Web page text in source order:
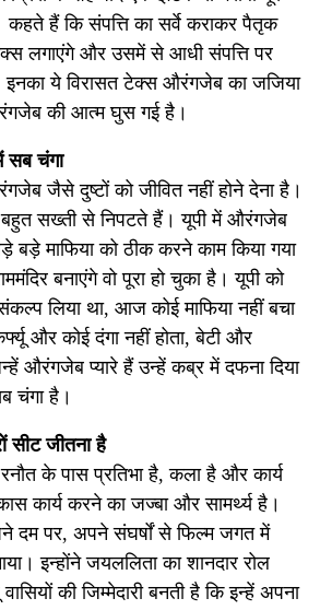
हैं कि संपत्ति का सर्वे कराकर पैतृक
लगाएंगे और उसमें से आधी संपत्ति पर
इनका ये विरासत टेक्स औरंगजेब का जजिया
की आत्म घुस गई है।
सब चंगा
जैसे दुष्टों को जीवित नहीं होने देना है।
बहुत सख्ती से निपटते हैं। यूपी में औरंगजेब
बड़े माफिया को ठीक करने काम किया गया
बनाएंगे वो पूरा हो चुका है। यूपी को
लिया था, आज कोई माफिया नहीं बचा
और कोई दंगा नहीं होता, बेटी और
औरंगजेब प्यारे हैं उन्हें कब्र में दफना दिया
चंगा है।
सीट जीतना है
के पास प्रतिभा है, कला है और कार्य
कार्य करने का जज्बा और सामर्थ्य है।
दम पर, अपने संघर्षों से फिल्म जगत में
इन्होंने जयललिता का शानदार रोल
की जिम्मेदारी बनती है कि इन्हें अपना